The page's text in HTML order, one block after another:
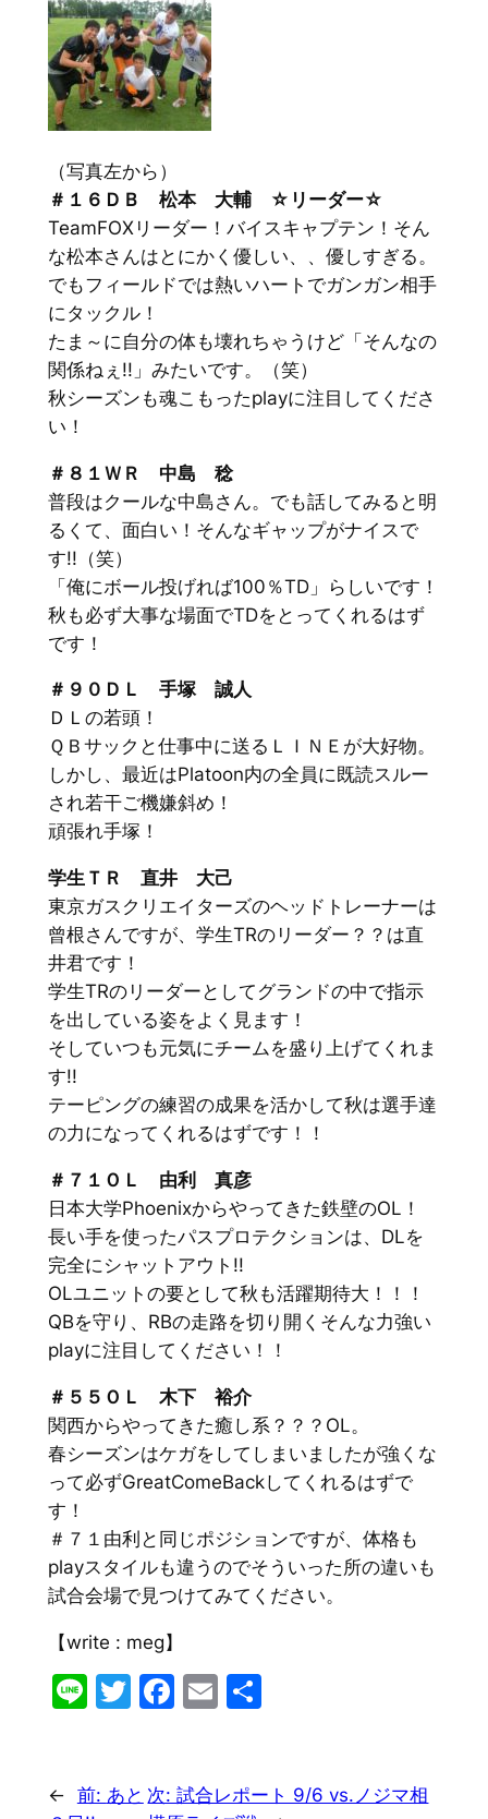
（写真左から）
＃１６ＤＢ 松本 大輔 ☆リーダー☆
TeamFOXリーダー！バイスキャプテン！そん
な松本さんはとにかく優しい、、優しすぎる。
でもフィールドでは熱いハートでガンガン相手
にタックル！
たま～に自分の体も壊れちゃうけど「そんなの
関係ねぇ!!」みたいです。（笑）
秋シーズンも魂こもったplayに注目してくださ
い！
＃８１ＷＲ 中島 稔
普段はクールな中島さん。でも話してみると明
るくて、面白い！そんなギャップがナイスで
す!!（笑）
「俺にボール投げれば100％TD」らしいです！
秋も必ず大事な場面でTDをとってくれるはず
です！
＃９０ＤＬ 手塚 誠人
ＤＬの若頭！
ＱＢサックと仕事中に送るＬＩＮＥが大好物。
しかし、最近はPlatoon内の全員に既読スルー
され若干ご機嫌斜め！
頑張れ手塚！
学生ＴＲ 直井 大己
東京ガスクリエイターズのヘッドトレーナーは
曾根さんですが、学生TRのリーダー？？は直
井君です！
学生TRのリーダーとしてグランドの中で指示
を出している姿をよく見ます！
そしていつも元気にチームを盛り上げてくれま
す!!
テーピングの練習の成果を活かして秋は選手達
の力になってくれるはずです！！
＃７１ＯＬ 由利 真彦
日本大学Phoenixからやってきた鉄壁のOL！
長い手を使ったパスプロテクションは、DLを
完全にシャットアウト!!
OLユニットの要として秋も活躍期待大！！！
QBを守り、RBの走路を切り開くそんな力強い
playに注目してください！！
＃５５ＯＬ 木下 裕介
関西からやってきた癒し系？？？OL。
春シーズンはケガをしてしまいましたが強くな
って必ずGreatComeBackしてくれるはずで
す！
＃７１由利と同じポジションですが、体格も
playスタイルも違うのでそういった所の違いも
試合会場で見つけてみてください。
【write : meg】
LineTwitter
Facebook
Email
共
← 前: あと 次:試合レポート 9/6 vs.ノジマ相